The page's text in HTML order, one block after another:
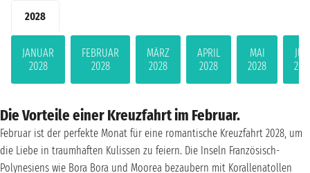
2028
JANUAR
2028
FEBRUAR
2028
MÄRZ
2028
APRIL
2028
MAI
2028
Die Vorteile einer Kreuzfahrt im Februar.
Februar ist der perfekte Monat für eine romantische Kreuzfahrt 2028, um
die Liebe in traumhaften Kulissen zu feiern. Die Inseln Französisch-
Polynesiens wie Bora Bora und Moorea bezaubern mit Korallenatollen